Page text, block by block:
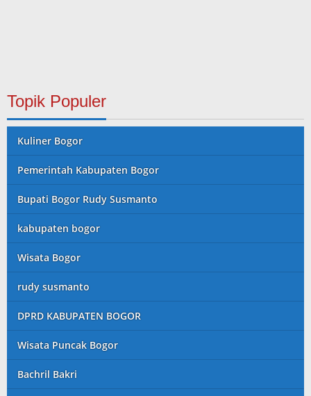
Topik Populer
Kuliner Bogor
Pemerintah Kabupaten Bogor
Bupati Bogor Rudy Susmanto
kabupaten bogor
Wisata Bogor
rudy susmanto
DPRD KABUPATEN BOGOR
Wisata Puncak Bogor
Bachril Bakri